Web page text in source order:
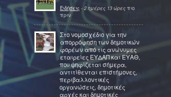
Ειδήσεις - 2 ημέρες 13 ώρες πιο
πριν
Στο νομοσχέδιο για την
απορρόφηση των δημοτικών
φορέων από τις ανώνυμες
εταιρείες ΕΥΔΑΠ και ΕΥΑΘ,
που ψηφίζεται σήμερα,
αντιτίθενται επιστήμονες,
περιβαλλοντικές
οργανώσεις, δημοτικές
αρχές και δημοτικές